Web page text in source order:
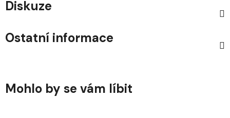
Diskuze
Ostatní informace
Mohlo by se vám líbit